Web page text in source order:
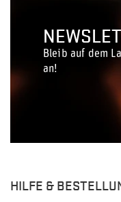
Bleib auf dem
an!
HILFE &